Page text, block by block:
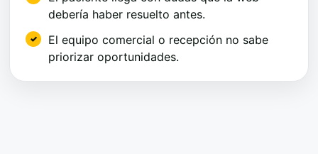
debería haber resuelto antes.
El equipo comercial o recepción no sabe
priorizar oportunidades.